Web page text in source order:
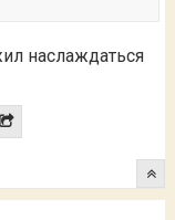
наслаждаться